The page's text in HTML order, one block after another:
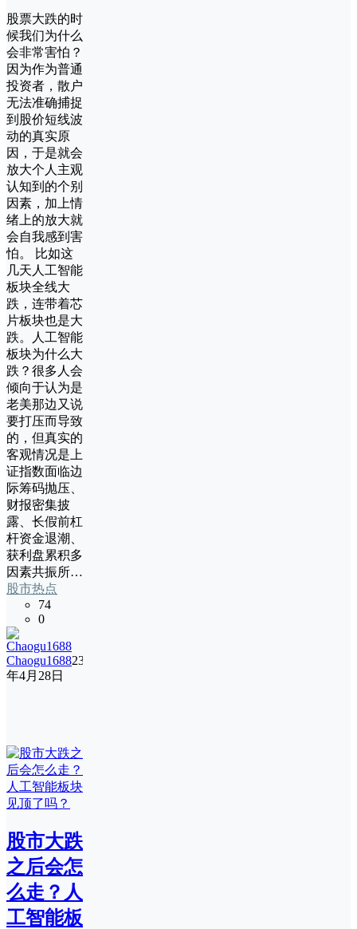
股票大跌的时
候我们为什么
会非常害怕？
因为作为普通
投资者，散户
无法准确捕捉
到股价短线波
动的真实原
因，于是就会
放大个人主观
认知到的个别
因素，加上情
绪上的放大就
会自我感到害
怕。 比如这
几天人工智能
板块全线大
跌，连带着芯
片板块也是大
跌。人工智能
板块为什么大
跌？很多人会
倾向于认为是
老美那边又说
要打压而导致
的，但真实的
客观情况是上
证指数面临边
际筹码抛压、
财报密集披
露、长假前杠
杆资金退潮、
获利盘累积多
因素共振所…
股市热点
74
0
Chaogu168823
年4月28日
股市大跌
之后会怎
么走？人
工智能板